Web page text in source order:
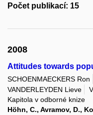
Počet publikací: 15
2008
Attitudes towards
SCHOENMAECKERS Ron
VANDERLEYDEN Lieve
Kapitola v odborné knize
Höhn, C., Avramov, D.,